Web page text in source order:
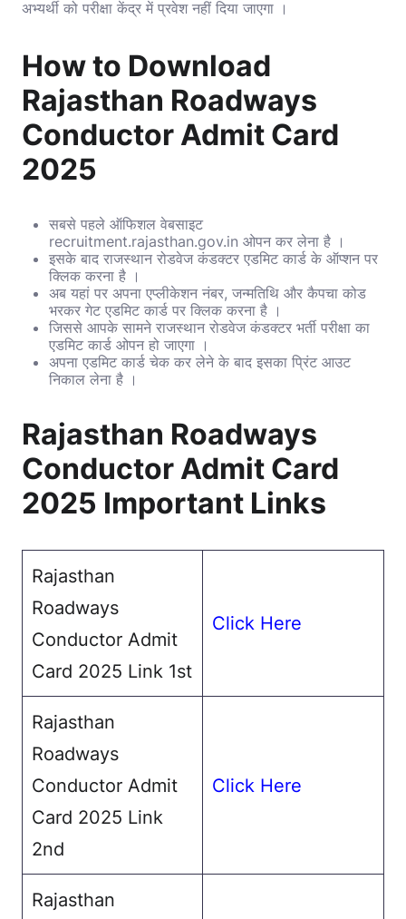
अभ्यर्थी को परीक्षा केंद्र में प्रवेश नहीं दिया जाएगा ।
How to Download
Rajasthan Roadways
Conductor Admit Card
2025
सबसे पहले ऑफिशल वेबसाइट
recruitment.rajasthan.gov.in ओपन कर लेना है ।
इसके बाद राजस्थान रोडवेज कंडक्टर एडमिट कार्ड के ऑप्शन पर
क्लिक करना है ।
अब यहां पर अपना एप्लीकेशन नंबर, जन्मतिथि और कैपचा कोड
भरकर गेट एडमिट कार्ड पर क्लिक करना है ।
जिससे आपके सामने राजस्थान रोडवेज कंडक्टर भर्ती परीक्षा का
एडमिट कार्ड ओपन हो जाएगा ।
अपना एडमिट कार्ड चेक कर लेने के बाद इसका प्रिंट आउट
निकाल लेना है ।
Rajasthan Roadways
Conductor Admit Card
2025 Important Links
Rajasthan
Roadways
Conductor Admit
Card 2025 Link 1st
Click Here
Rajasthan
Roadways
Conductor Admit
Card 2025 Link
2nd
Click Here
Rajasthan